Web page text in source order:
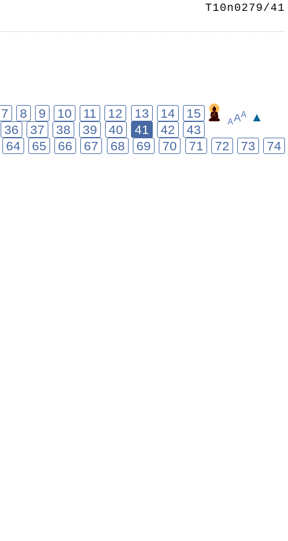
T10n0279/41
AAA ▲
7 8 9 10 11 12 13 14
15
36 37 38 39 40 41 42
43
64 65 66 67 68 69 70 71 72 73
74